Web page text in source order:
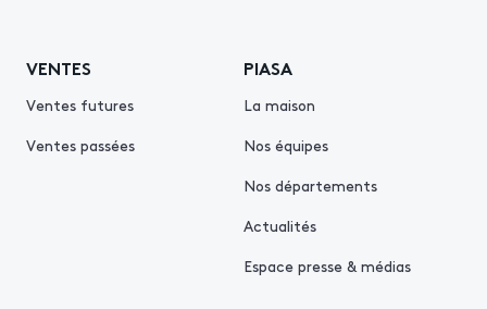
VENTES
Ventes futures
Ventes passées
PIASA
La maison
Nos équipes
Nos départements
Actualités
Espace presse & médias